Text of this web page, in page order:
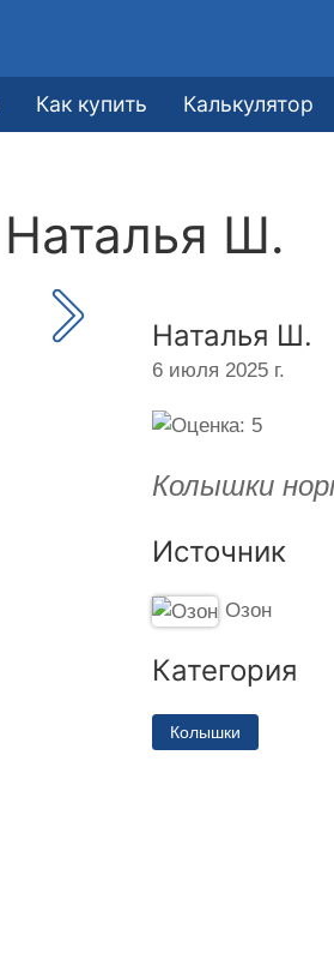
Как купить Калькулятор
Наталья Ш.
Наталья Ш.
6 июля 2025 г.
Колышки
Источник
Озон
Категория
Колышки